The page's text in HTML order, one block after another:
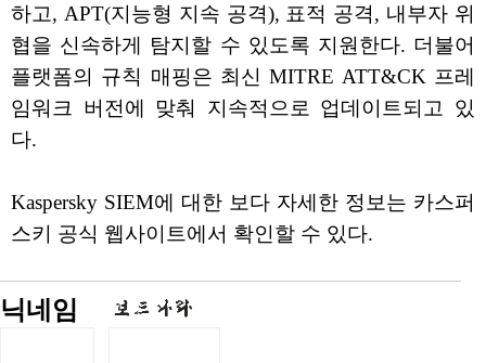
하고, APT(지능형 지속 공격), 표적 공격, 내부자 위
협을 신속하게 탐지할 수 있도록 지원한다. 더불어
플랫폼의 규칙 매핑은 최신 MITRE ATT&CK 프레
임워크 버전에 맞춰 지속적으로 업데이트되고 있
다.
Kaspersky SIEM에 대한 보다 자세한 정보는 카스퍼
스키 공식 웹사이트에서 확인할 수 있다.
닉네임